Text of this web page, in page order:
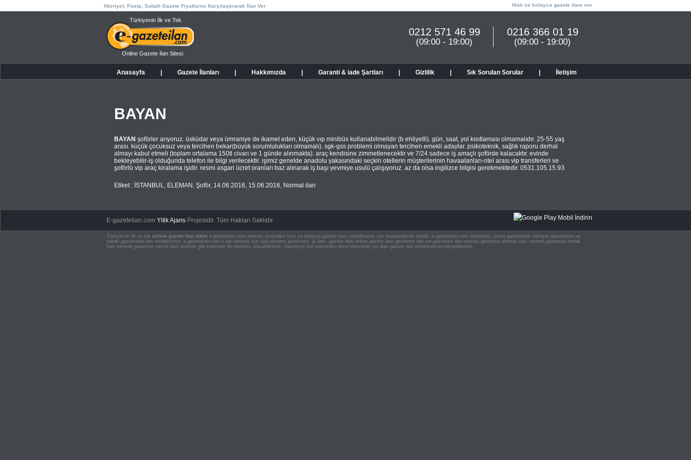
Hürriyet, Posta, Sabah Gazete Fiyatlarını Karşılaştırarak İlan Ver Hızlı ve kolayca gazete ilanı ver
Türkiyenin İlk ve Tek
Online Gazete İlan Sitesi
0216 366 01 19
(09:00 - 19:00)
0212 571 46 99
(09:00 - 19:00)
Anasayfa Gazete İlanları Hakkımızda Garanti & iade Şartları Gizlilik Sık Sorulan Sorular İletişim
BAYAN
BAYAN şoförler arıyoruz. üsküdar veya ümraniye de ikamet eden, küçük vıp minibüs kullanabilmelidir (b ehliyetli). gün, saat, yol kısıtlaması olmamalıdır. 25-55 yaş
arası. küçük çocuksuz veya tercihen bekar(büyük sorumlulukları olmamalı). sgk-gss problemi olmayan tercihen emekli adaylar. psikoteknik, sağlık raporu derhal
almayı kabul etmeli (toplam ortalama 150tl civarı ve 1 günde alınmakta). araç kendisine zimmetlenecektir ve 7/24 sadece iş amaçlı şoförde kalacaktır. evinde
bekleyebilir-iş olduğunda telefon ile bilgi verilecektir. işimiz genelde anadolu yakasındaki seçkin otellerin müşterilerinin havaalanları-otel arası vip transferleri ve
şoförlü vip araç kiralama işidir. resmi asgari ücret oranları baz alınarak iş başı yevmiye usulü çalışıyoruz. az da olsa ingilizce bilgisi gerekmektedir. 0531.105.15.93
Etiket : İSTANBUL, ELEMAN , Şoför, 14.06.2016, 15.06.2016, Normal ilan
E-gazeteilan.comYitik Ajans Projesidir.Tüm Hakları Saklıdır.
Türkiye'nin ilk ve tek online gazete ilan sitesi e-gazeteilan.com internet üzerinden hızlı ve kolayca gazete ilanı verebilmeniz için tasarlanan bir sitedir. e-gazeteilan.com üzerinden, posta gazetesine, hürriyet gazetesine ve
sabah gazetesine ilan verebilirsiniz. e-gazeteilan.com'a ilan vermek için üye olmanız gerekmez. iş ilanı, gazete ilanı,online gazete ilanı,gazeteye ilan ver,gazeteye ilan vermek,gazeteye eleman ilanı vermek,gazeteye emlak
ilanı vermek,gazeteye vasıta ilanı vermek gibi kelimeler ile sitemize ulaşabilirsiniz. Gazeteye ilan vermeden önce sitemizde yer alan gazete ilan örneklerini inceleyebilirsiniz.